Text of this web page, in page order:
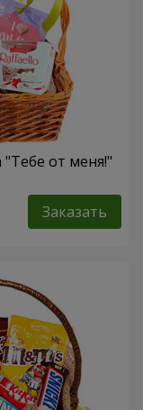
от меня!"
Заказать